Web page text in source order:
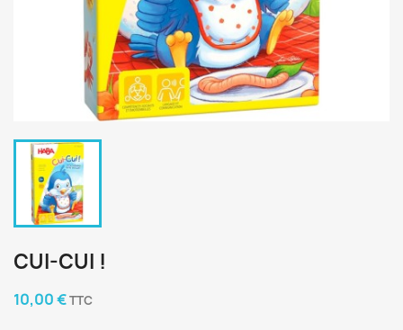
CUI-CUI !
10,00 €TTC